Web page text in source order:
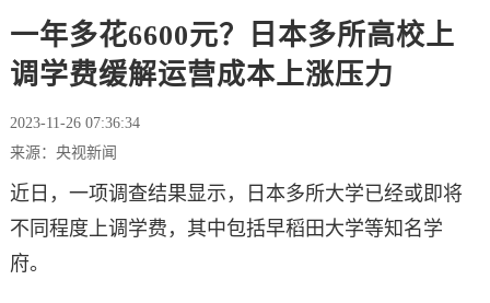
一年多花6600元？日本多所高校上
调学费缓解运营成本上涨压力
2023-11-26 07:36:34
来源：央视新闻
近日，一项调查结果显示，日本多所大学已经或即将
不同程度上调学费，其中包括早稻田大学等知名学
府。